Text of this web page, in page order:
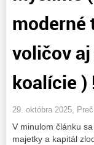
moderné
voličov
koalície )
29. októbra 2025,
V minulom článku
majetky a kapitál